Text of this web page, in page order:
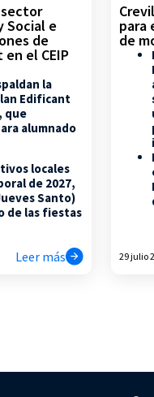
Social e
de
el CEIP
la
Edificant
que
alumnado
locales
de 2027,
Santo)
de las fiestas
Leer más
para
de
29 julio